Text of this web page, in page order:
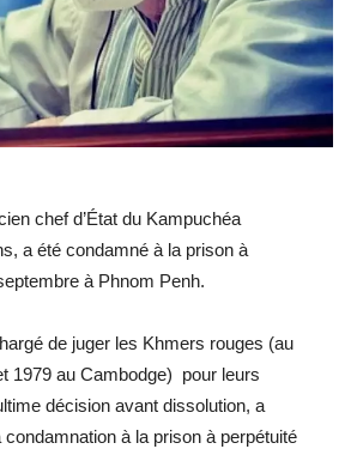
chef d’État du Kampuchéa
a été condamné à la prison à
à Phnom Penh.
de juger les Khmers rouges (au
1979 au Cambodge) pour leurs
décision avant dissolution, a
à la prison à perpétuité